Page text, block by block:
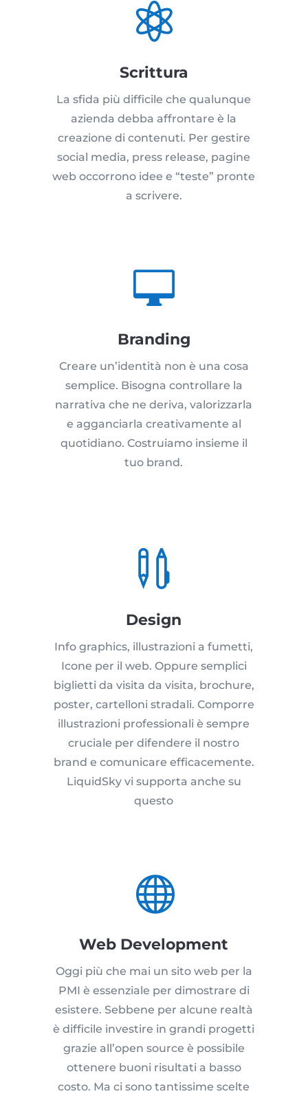

Scrittura
La sfida più difficile che qualunque
azienda debba affrontare è la
creazione di contenuti. Per gestire
social media, press release, pagine
web occorrono idee e “teste” pronte
a scrivere.

Branding
Creare un’identità non è una cosa
semplice. Bisogna controllare la
narrativa che ne deriva, valorizzarla
e agganciarla creativamente al
quotidiano. Costruiamo insieme il
tuo brand.

Design
Info graphics, illustrazioni a fumetti,
Icone per il web. Oppure semplici
biglietti da visita da visita, brochure,
poster, cartelloni stradali. Comporre
illustrazioni professionali è sempre
cruciale per difendere il nostro
brand e comunicare efficacemente.
LiquidSky vi supporta anche su
questo

Web Development
Oggi più che mai un sito web per la
PMI è essenziale per dimostrare di
esistere. Sebbene per alcune realtà
è difficile investire in grandi progetti
grazie all’open source è possibile
ottenere buoni risultati a basso
costo. Ma ci sono tantissime scelte